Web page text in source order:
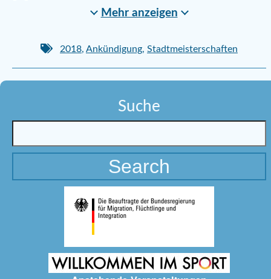
Mehr anzeigen
2018, Ankündigung, Stadtmeisterschaften
Suche